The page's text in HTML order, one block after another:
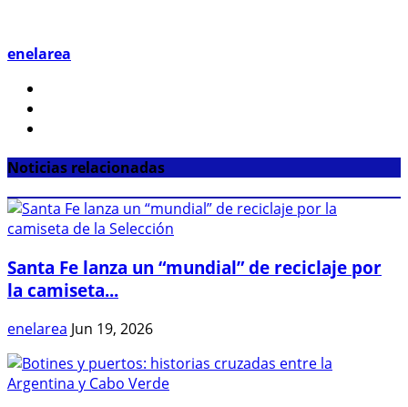
enelarea
Noticias relacionadas
Santa Fe lanza un “mundial” de reciclaje por
la camiseta...
enelarea Jun 19, 2026